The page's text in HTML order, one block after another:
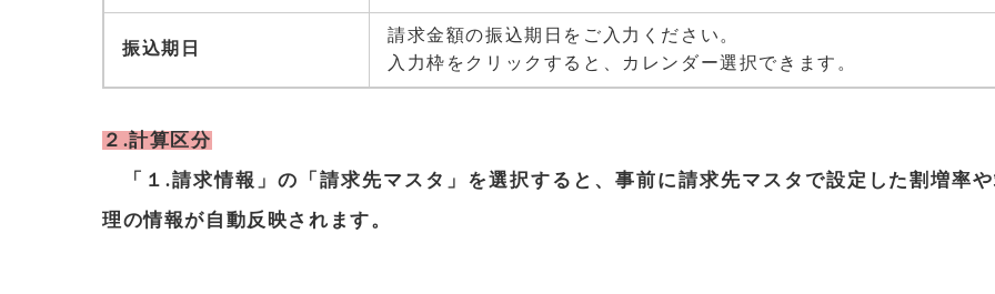
振込期日
請求金額の振込期日をご入力ください。
入力枠をクリックすると、カレンダー選択できます。
２.計算区分
「１.請求情報」の「請求先マスタ」を選択すると、事前に請求先マスタで設定した割増率
理の情報が自動反映されます。